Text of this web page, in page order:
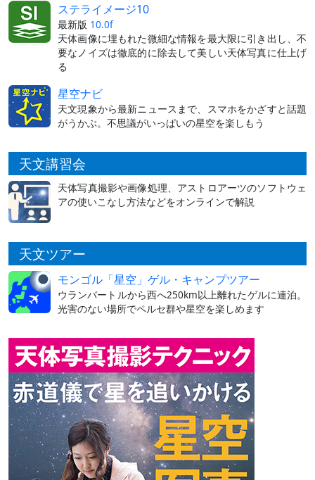
ステライメージ10
最新版 10.0f
天体画像に埋もれた微細な情報を最大限に引き出し、不
要なノイズは徹底的に除去して美しい天体写真に仕上げ
る
星空ナビ
天文現象から最新ニュースまで、スマホをかざすと話題
がうかぶ。不思議がいっぱいの星空を楽しもう
天文講習会
天体写真撮影や画像処理、アストロアーツのソフトウェ
アの使いこなし方法などをオンラインで解説
天文ツアー
モンゴル「星空」ゲル・キャンプツアー
ウランバートルから西へ250km以上離れたゲルに連泊。
光害のない場所でペルセ群や星空を楽しめます